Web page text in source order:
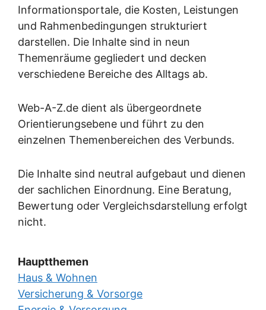
Informationsportale, die Kosten, Leistungen
und Rahmenbedingungen strukturiert
darstellen. Die Inhalte sind in neun
Themenräume gegliedert und decken
verschiedene Bereiche des Alltags ab.
Web-A-Z.de dient als übergeordnete
Orientierungsebene und führt zu den
einzelnen Themenbereichen des Verbunds.
Die Inhalte sind neutral aufgebaut und dienen
der sachlichen Einordnung. Eine Beratung,
Bewertung oder Vergleichsdarstellung erfolgt
nicht.
Hauptthemen
Haus & Wohnen
Versicherung & Vorsorge